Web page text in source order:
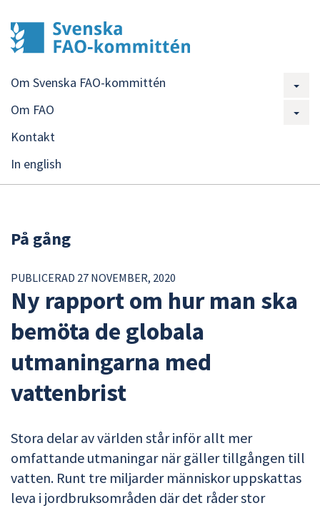
Om Svenska FAO-kommittén
Om FAO
Kontakt
In english
På gång
PUBLICERAD 27 NOVEMBER, 2020
Ny rapport om hur man ska
bemöta de globala
utmaningarna med
vattenbrist
Stora delar av världen står inför allt mer
omfattande utmaningar när gäller tillgången till
vatten. Runt tre miljarder människor uppskattas
leva i jordbruksområden där det råder stor